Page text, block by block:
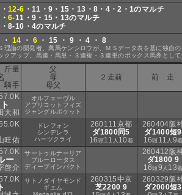
・12-6 ・11・9・15・13・8・4・2・1のマルチ
・6-11・9・15・13のマルチ
・8-10・4のマルチ
・ 14 ・ 6 ・ 15 ・ 9 ・ 4 ・ 8
理論の開発者、萬馬ケンシロウが、ＭＳデータ表を基に独自
クアップ。馬連・馬単・３連複・３連単のボックス馬券とし
斤量
騎手
父
母
母父
２走前 前 走
大和
オルフェーヴル
アプリコットフィズ
ジャングルポケット
旺佑
ドレフォン
シンデレラ
ハーツクライ
260111京都
ダ1800同5
16 頭11 人 10着
260404阪
ダ1400短9
16頭 11 人 9
ー
啓介
サートゥルナーリア
ブルーロータス
ディープインパクト
260412阪
ダ1800 9
16頭9 人 13
サトノダイヤモンド
ギエム
260315中京
芝2200 9
260329阪
ダ2000短3